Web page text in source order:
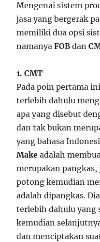
Mengenai sistem
jasa yang bergerak
memiliki dua opsi
namanyaFOBdan
1. CMT
Pada poin pertama
terlebih dahulu
apa yang disebut
dan tak bukan
yang bahasa
Makeadalah
merupakan
potong kemudian
adalah dipangkas.
terlebih dahulu yang
kemudian
dan menciptakan